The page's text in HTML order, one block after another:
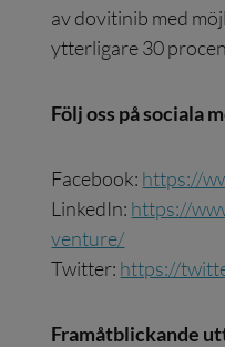
av dovitinib med
ytterligare 30
Följ oss på sociala
Facebook: https://
LinkedIn: https://
venture/
Twitter: https://
Framåtblickande